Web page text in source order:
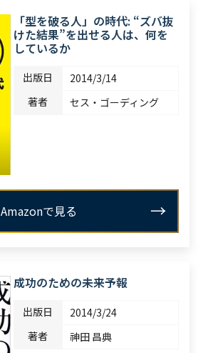
「型を破る人」の時代: “ズバ抜
けた結果”を出せる人は、何を
しているか
出版日
2014/3/14
著者
セス・ゴーディング
Amazonで見る
成功のための未来予報
出版日
2014/3/24
著者
神田 昌典